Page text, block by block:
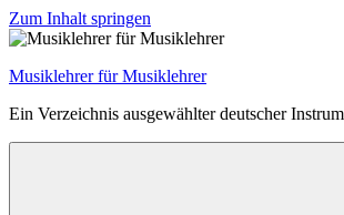
Zum Inhalt springen
Musiklehrer für Musiklehrer
Ein Verzeichnis ausgewählter deutscher